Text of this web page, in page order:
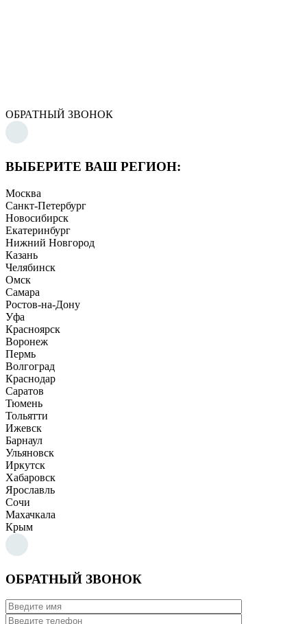
ОБРАТНЫЙ ЗВОНОК
ВЫБЕРИТЕ ВАШ РЕГИОН:
Москва
Санкт-Петербург
Новосибирск
Екатеринбург
Нижний Новгород
Казань
Челябинск
Омск
Самара
Ростов-на-Дону
Уфа
Красноярск
Воронеж
Пермь
Волгоград
Краснодар
Саратов
Тюмень
Тольятти
Ижевск
Барнаул
Ульяновск
Иркутск
Хабаровск
Ярославль
Сочи
Махачкала
Крым
ОБРАТНЫЙ ЗВОНОК